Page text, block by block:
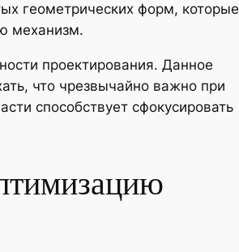
геометрических форм, которые
механизм.
проектирования. Данное
что чрезвычайно важно при
способствует сфокусировать